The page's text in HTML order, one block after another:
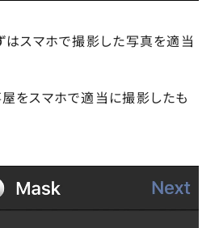
はスマホで撮影した写真を適当
をスマホで適当に撮影したも